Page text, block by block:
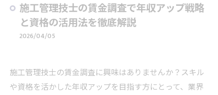
施工管理技士の賃金調査で年収アップ戦略
と資格の活用法を徹底解説
2026/04/05
施工管理技士の賃金調査に興味はありませんか？スキル
や資格を活かした年収アップを目指す方にとって、業界